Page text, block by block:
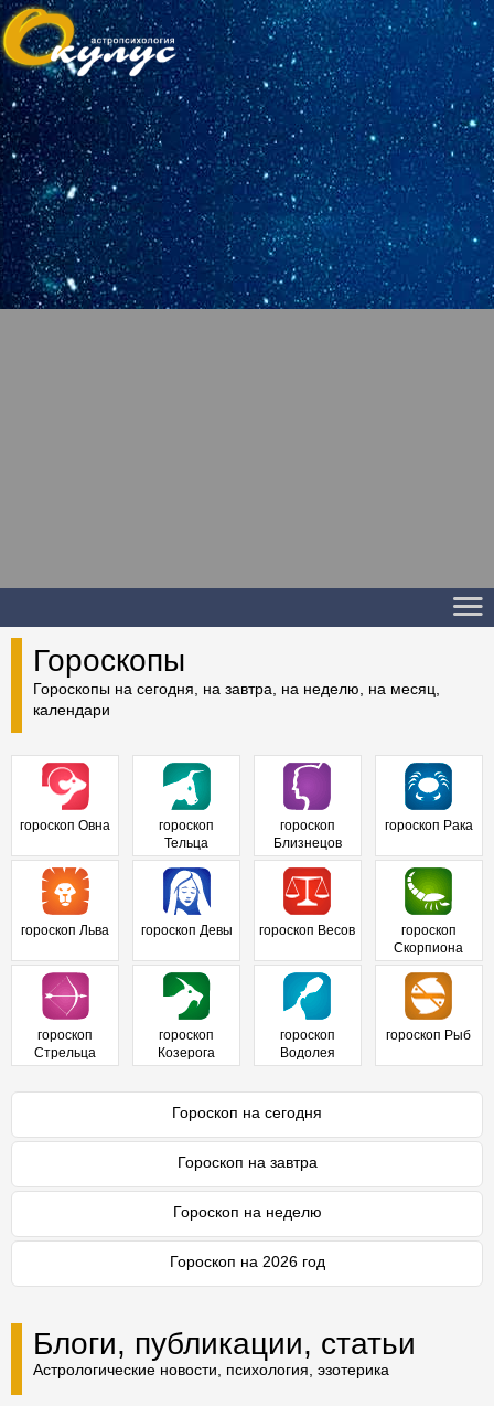
Гороскопы
Гороскопы на сегодня, на завтра, на неделю, на месяц,
календари
гороскоп Овна
гороскоп
Тельца
гороскоп
Близнецов
гороскоп Рака
гороскоп Льва гороскоп Девы гороскоп Весов
гороскоп
Скорпиона
гороскоп
Стрельца
гороскоп
Козерога
гороскоп
Водолея
гороскоп Рыб
Гороскоп на сегодня
Гороскоп на завтра
Гороскоп на неделю
Гороскоп на 2026 год
Блоги, публикации, статьи
Астрологические новости, психология, эзотерика